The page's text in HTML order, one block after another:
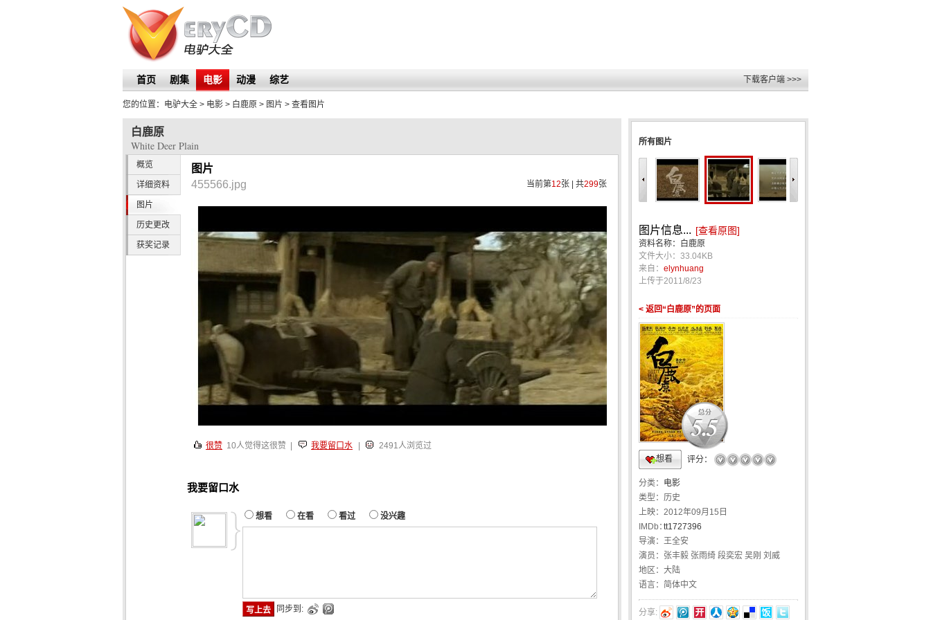
首页 剧集 电影 动漫 综艺 下载客户端 >>>
您的位置： 电驴大全 > 电影 > 白鹿原 > 图片 > 查看图片
白鹿原
White Deer Plain
概览
详细资料
图片
历史更改
获奖记录
图片
当前第12张 | 共299张
455566.jpg
很赞 10人觉得这很赞 | 我要留口水 2491人浏览过
我要留口水
想看 在看 看过 没兴趣
同步到:
所有图片
图片信息... [查看原图]
资料名称：白鹿原
文件大小：33.04KB
来自： elynhuang
上传于2011/8/23
< 返回“白鹿原”的页面
5.5
想看 评分：
☆ ☆ ☆ ☆ ☆
分类： 电影
类型： 历史
上映： 2012年09月15日
IMDb：tt1727396
导演： 王全安
演员： 张丰毅 张雨绮 段奕宏 吴刚 刘威
地区： 大陆
语言： 简体中文
分享: